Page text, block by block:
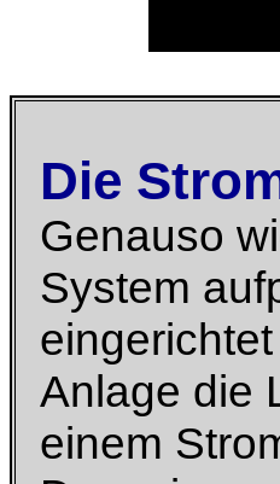
Die
Genauso
System
Anlage die
einem